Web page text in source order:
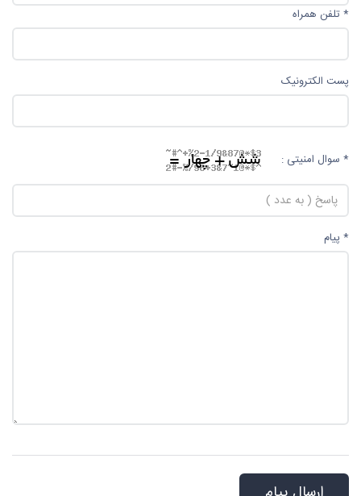
* تلفن همراه
پست الکترونیک
* سوال امنیتی :
* پیام